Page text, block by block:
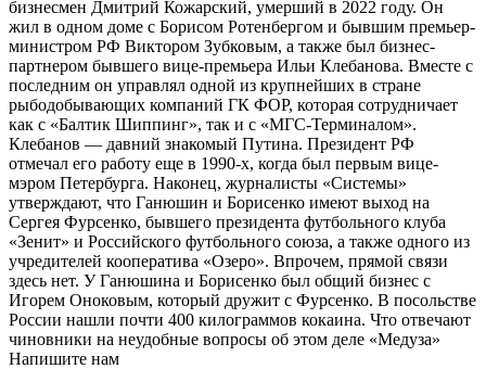
бизнесмен Дмитрий Кожарский, умерший в 2022 году. Он
жил в одном доме с Борисом Ротенбергом и бывшим премьер-
министром РФ Виктором Зубковым, а также был бизнес-
партнером бывшего вице-премьера Ильи Клебанова. Вместе с
последним он управлял одной из крупнейших в стране
рыбодобывающих компаний ГК ФОР, которая сотрудничает
как с «Балтик Шиппинг», так и с «МГС-Терминалом».
Клебанов — давний знакомый Путина. Президент РФ
отмечал его работу еще в 1990-х, когда был первым вице-
мэром Петербурга. Наконец, журналисты «Системы»
утверждают, что Ганюшин и Борисенко имеют выход на
Сергея Фурсенко, бывшего президента футбольного клуба
«Зенит» и Российского футбольного союза, а также одного из
учредителей кооператива «Озеро». Впрочем, прямой связи
здесь нет. У Ганюшина и Борисенко был общий бизнес с
Игорем Оноковым, который дружит с Фурсенко. В посольстве
России нашли почти 400 килограммов кокаина. Что отвечают
чиновники на неудобные вопросы об этом деле «Медуза»
Напишите нам